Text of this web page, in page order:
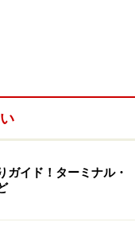
ガイド！ターミナル・